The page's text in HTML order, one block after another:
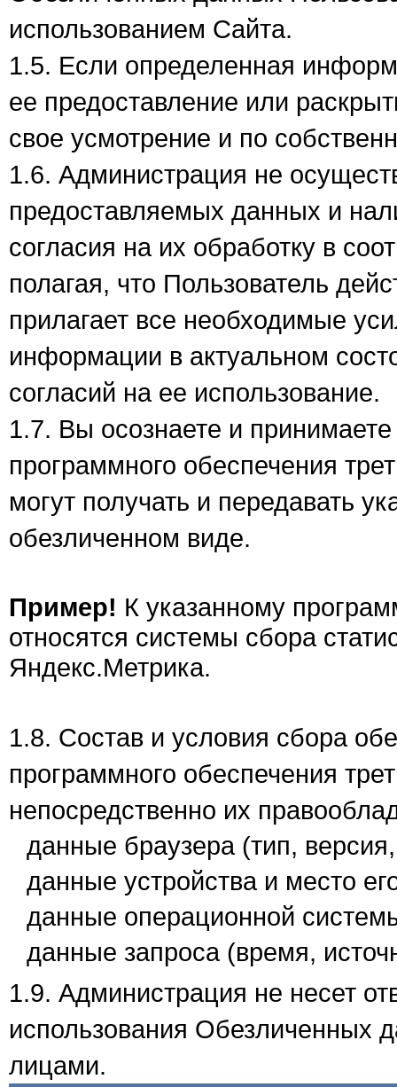
использованием Сайта.
1.5. Если определенная
ее предоставление или
свое усмотрение и по
1.6. Администрация не
предоставляемых данных и
согласия на их обработку в
полагая, что Пользователь
прилагает все необходимые
информации в актуальном
согласий на ее использование.
1.7. Вы осознаете и
программного обеспечения
могут получать и передавать
обезличенном виде.
Пример! К указанному
относятся системы сбора
Яндекс.Метрика.
1.8. Состав и условия сбора
программного обеспечения
непосредственно их
данные браузера (тип,
данные устройства и место
данные операционной
данные запроса (время,
1.9. Администрация не несет
использования Обезличенных
лицами.